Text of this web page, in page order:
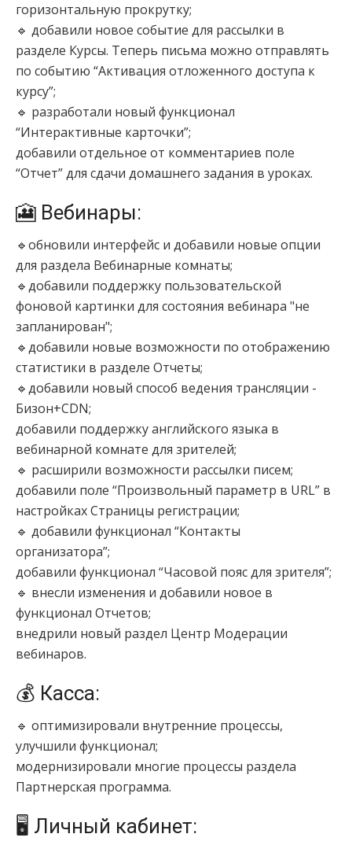
горизонтальную прокрутку;
🔹 добавили новое событие для рассылки в
разделе Курсы. Теперь письма можно отправлять
по событию “Активация отложенного доступа к
курсу”;
🔹 разработали новый функционал
“Интерактивные карточки”;
добавили отдельное от комментариев поле
“Отчет” для сдачи домашнего задания в уроках.
🎦 Вебинары:
🔹обновили интерфейс и добавили новые опции
для раздела Вебинарные комнаты;
🔹добавили поддержку пользовательской
фоновой картинки для состояния вебинара "не
запланирован";
🔹добавили новые возможности по отображению
статистики в разделе Отчеты;
🔹добавили новый способ ведения трансляции -
Бизон+CDN;
добавили поддержку английского языка в
вебинарной комнате для зрителей;
🔹 расширили возможности рассылки писем;
добавили поле “Произвольный параметр в URL” в
настройках Страницы регистрации;
🔹 добавили функционал “Контакты
организатора”;
добавили функционал “Часовой пояс для зрителя”;
🔹 внесли изменения и добавили новое в
функционал Отчетов;
внедрили новый раздел Центр Модерации
вебинаров.
💰 Касса:
🔹 оптимизировали внутренние процессы,
улучшили функционал;
модернизировали многие процессы раздела
Партнерская программа.
🖥 Личный кабинет: